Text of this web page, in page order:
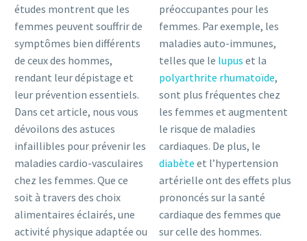
études montrent que les
femmes peuvent souffrir de
symptômes bien différents
de ceux des hommes,
rendant leur dépistage et
leur prévention essentiels.
Dans cet article, nous vous
dévoilons des astuces
infaillibles pour prévenir les
maladies cardio-vasculaires
chez les femmes. Que ce
soit à travers des choix
alimentaires éclairés, une
activité physique adaptée ou
préoccupantes pour les
femmes. Par exemple, les
maladies auto-immunes,
telles que le lupus et la
polyarthrite rhumatoïde,
sont plus fréquentes chez
les femmes et augmentent
le risque de maladies
cardiaques. De plus, le
diabète et l’hypertension
artérielle ont des effets plus
prononcés sur la santé
cardiaque des femmes que
sur celle des hommes.